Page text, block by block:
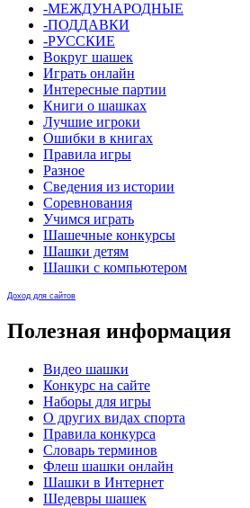
-МЕЖДУНАРОДНЫЕ
-ПОДДАВКИ
-РУССКИЕ
Вокруг шашек
Играть онлайн
Интересные партии
Книги о шашках
Лучшие игроки
Ошибки в книгах
Правила игры
Разное
Сведения из истории
Соревнования
Учимся играть
Шашечные конкурсы
Шашки детям
Шашки с компьютером
Доход для сайтов
Полезная информация
Видео шашки
Конкурс на сайте
Наборы для игры
О других видах спорта
Правила конкурса
Словарь терминов
Флеш шашки онлайн
Шашки в Интернет
Шедевры шашек